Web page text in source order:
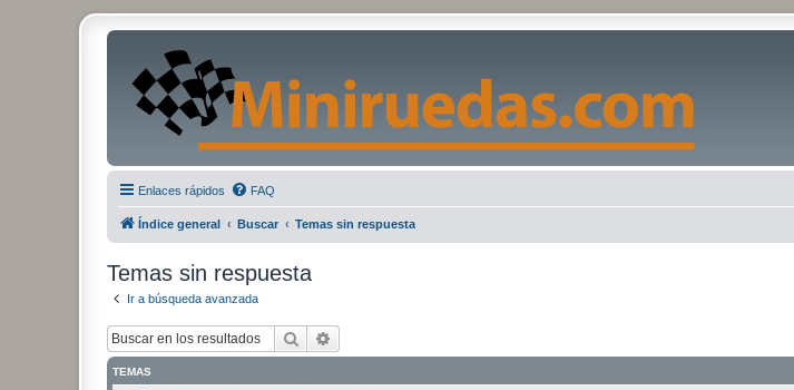
Enlaces rápidos FAQ
Índice general Buscar Temas sin respuesta
Temas sin respuesta
Ir a búsqueda avanzada
Buscar
TEMAS